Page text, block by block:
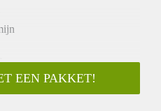
EEN PAKKET!